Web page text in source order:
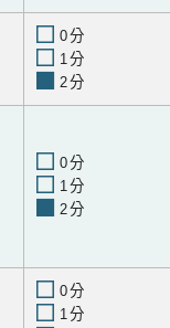
0分
1分
2分
0分
1分
2分
0分
1分